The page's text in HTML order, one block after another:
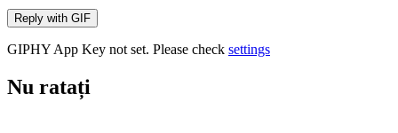
Reply with GIF
GIPHY App Key not set. Please check settings
Nu ratați